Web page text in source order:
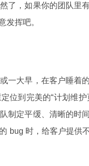
了，如果你的团队里
发挥吧。
一大早，在客户睡着
位到完美的“计划维
制定平缓、清晰的时
bug 时，给客户提供